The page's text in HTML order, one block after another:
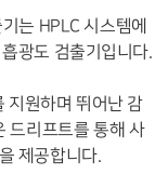
는 HPLC 시스템에
광도 검출기입니다.
원하며 뛰어난 감
드리프트를 통해 사
제공합니다.